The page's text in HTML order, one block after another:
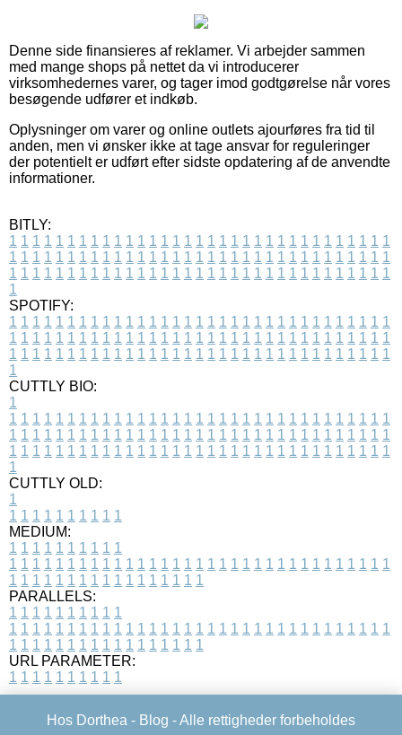
Denne side finansieres af reklamer. Vi arbejder sammen
med mange shops på nettet da vi introducerer
virksomhedernes varer, og tager imod godtgørelse når vores
besøgende udfører et indkøb.
Oplysninger om varer og online outlets ajourføres fra tid til
anden, men vi ønsker ikke at tage ansvar for reguleringer
der potentielt er udført efter sidste opdatering af de anvendte
informationer.
BITLY:
1 1 1 1 1 1 1 1 1 1 1 1 1 1 1 1 1 1 1 1 1 1 1 1 1 1 1 1 1 1 1 1 1
1 1 1 1 1 1 1 1 1 1 1 1 1 1 1 1 1 1 1 1 1 1 1 1 1 1 1 1 1 1 1 1 1
1 1 1 1 1 1 1 1 1 1 1 1 1 1 1 1 1 1 1 1 1 1 1 1 1 1 1 1 1 1 1 1 1
1
SPOTIFY:
1 1 1 1 1 1 1 1 1 1 1 1 1 1 1 1 1 1 1 1 1 1 1 1 1 1 1 1 1 1 1 1 1
1 1 1 1 1 1 1 1 1 1 1 1 1 1 1 1 1 1 1 1 1 1 1 1 1 1 1 1 1 1 1 1 1
1 1 1 1 1 1 1 1 1 1 1 1 1 1 1 1 1 1 1 1 1 1 1 1 1 1 1 1 1 1 1 1 1
1
CUTTLY BIO:
1
1 1 1 1 1 1 1 1 1 1 1 1 1 1 1 1 1 1 1 1 1 1 1 1 1 1 1 1 1 1 1 1 1
1 1 1 1 1 1 1 1 1 1 1 1 1 1 1 1 1 1 1 1 1 1 1 1 1 1 1 1 1 1 1 1 1
1 1 1 1 1 1 1 1 1 1 1 1 1 1 1 1 1 1 1 1 1 1 1 1 1 1 1 1 1 1 1 1 1
1
CUTTLY OLD:
1
1 1 1 1 1 1 1 1 1 1
MEDIUM:
1 1 1 1 1 1 1 1 1 1
1 1 1 1 1 1 1 1 1 1 1 1 1 1 1 1 1 1 1 1 1 1 1 1 1 1 1 1 1 1 1 1 1
1 1 1 1 1 1 1 1 1 1 1 1 1 1 1 1 1
PARALLELS:
1 1 1 1 1 1 1 1 1 1
1 1 1 1 1 1 1 1 1 1 1 1 1 1 1 1 1 1 1 1 1 1 1 1 1 1 1 1 1 1 1 1 1
1 1 1 1 1 1 1 1 1 1 1 1 1 1 1 1 1
URL PARAMETER:
1 1 1 1 1 1 1 1 1 1
Hos Dorthea - Blog - Alle rettigheder forbeholdes